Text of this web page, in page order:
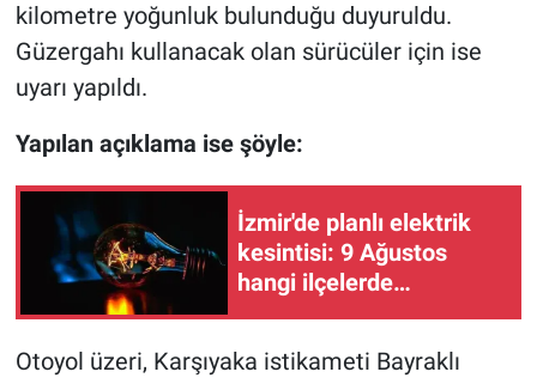
kilometre yoğunluk bulunduğu duyuruldu.
Güzergahı kullanacak olan sürücüler için ise
uyarı yapıldı.
Yapılan açıklama ise şöyle:
İzmir'de planlı elektrik
kesintisi: 9 Ağustos
hangi ilçelerde
Otoyol üzeri, Karşıyaka istikameti Bayraklı